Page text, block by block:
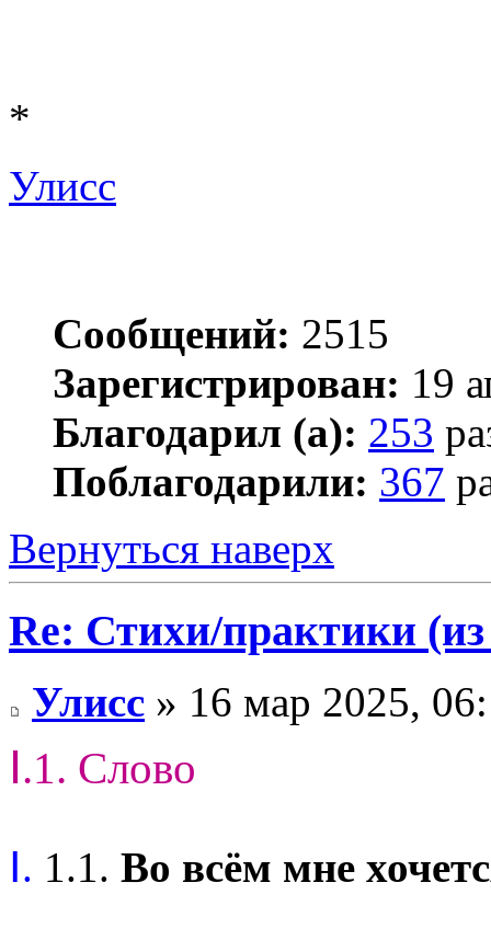
*
Улисс
Сообщений: 2515
Зарегистрирован: 19
Благодарил (а): 253
Поблагодарили: 367
Вернуться наверх
Re: Стихи/практики
Улисс » 16 мар 2025,
Ⅰ.1. Слово
Ⅰ. 1.1. Во всём мне